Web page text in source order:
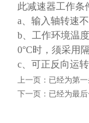
此减速器工作条
a、输入轴转速
b、工作环境温
0°C时，须采用
c、可正反向运转
上一页：已经为第
下一页：已经为最后